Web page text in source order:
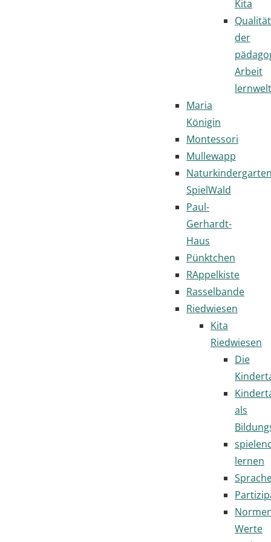
Kita
Qualität
der
Arbeit
lernwelt
Maria
Königin
Montessori
Mullewapp
SpielWald
Paul-
Gerhardt-
Haus
Pünktchen
RAppelkiste
Rasselbande
Riedwiesen
Kita
Riedwiesen
Die
als
lernen
Werte